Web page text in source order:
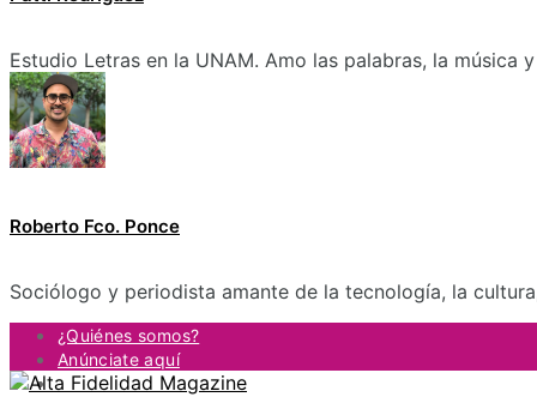
Estudio Letras en la UNAM. Amo las palabras, la música
Roberto Fco. Ponce
Sociólogo y periodista amante de la tecnología, la
¿Quiénes somos?
Anúnciate aquí
Contacto